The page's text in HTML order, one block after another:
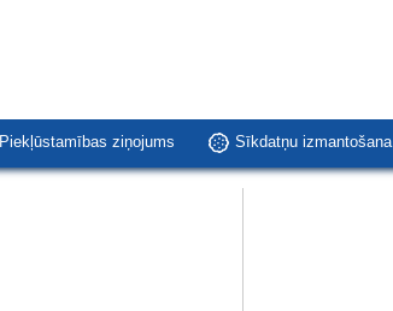
Piekļūstamības ziņojums Sīkdatņu izmantošana